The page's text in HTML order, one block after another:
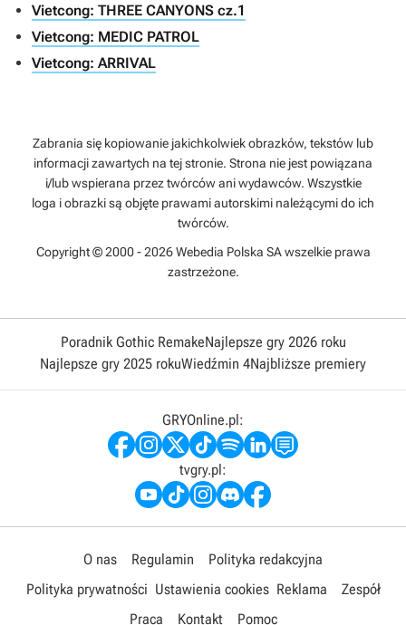
Vietcong: THREE CANYONS cz.1
Vietcong: MEDIC PATROL
Vietcong: ARRIVAL
Zabrania się kopiowanie jakichkolwiek obrazków, tekstów lub
informacji zawartych na tej stronie. Strona nie jest powiązana
i/lub wspierana przez twórców ani wydawców. Wszystkie
loga i obrazki są objęte prawami autorskimi należącymi do ich
twórców.
Copyright © 2000 - 2026 Webedia Polska SA wszelkie prawa
zastrzeżone.
Poradnik Gothic RemakeNajlepsze gry 2026 roku
Najlepsze gry 2025 rokuWiedźmin 4Najbliższe premiery
GRYOnline.pl:
tvgry.pl:
O nas Regulamin
Polityka redakcyjna
Polityka prywatności Ustawienia cookies Reklama
Zespół
Praca
Kontakt Pomoc